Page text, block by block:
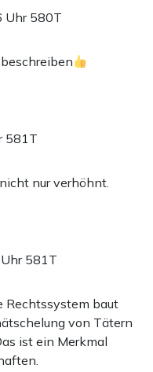
Uhr 580T
581T
nur verhöhnt.
581T
Rechtssystem baut
von Tätern
ist ein Merkmal